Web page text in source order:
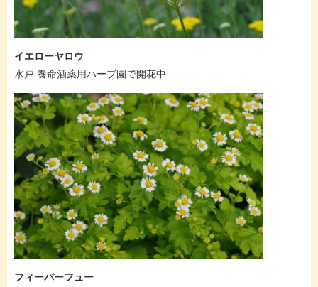
イエローヤロウ
水戸 養命酒薬用ハーブ園で開花中
フィーバーフュー